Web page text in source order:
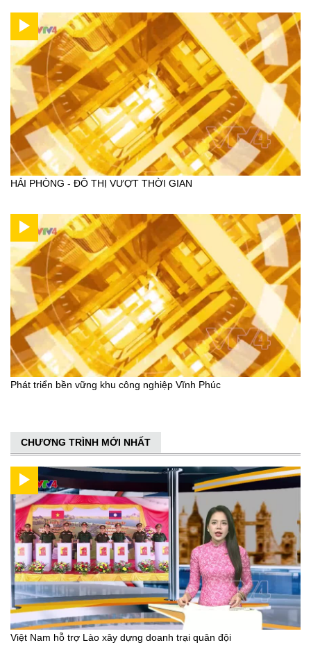
HẢI PHÒNG - ĐÔ THỊ VƯỢT THỜI GIAN
Phát triển bền vững khu công nghiệp Vĩnh Phúc
CHƯƠNG TRÌNH MỚI NHẤT
Việt Nam hỗ trợ Lào xây dựng doanh trại quân đội